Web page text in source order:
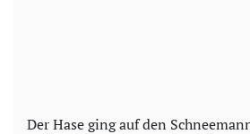
Der Hase ging auf den